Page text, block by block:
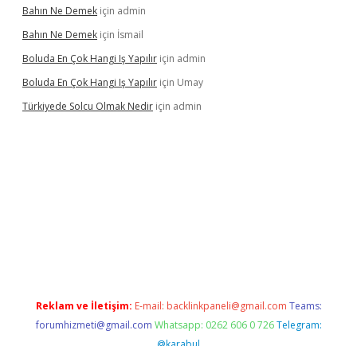
Bahın Ne Demek için admin
Bahın Ne Demek için İsmail
Boluda En Çok Hangi Iş Yapılır için admin
Boluda En Çok Hangi Iş Yapılır için Umay
Türkiyede Solcu Olmak Nedir için admin
Reklam ve İletişim: E-mail: backlinkpaneli@gmail.com Teams:
forumhizmeti@gmail.com Whatsapp: 0262 606 0 726 Telegram: